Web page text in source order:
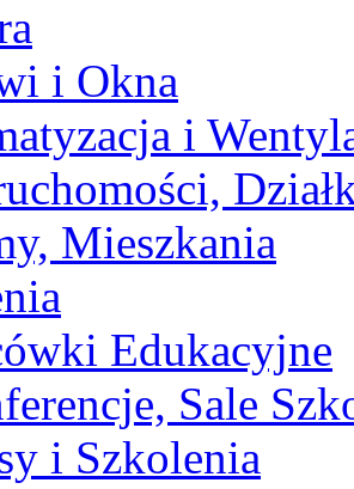
i Okna
i
Mieszkania
Edukacyjne
Sale
i Szkolenia